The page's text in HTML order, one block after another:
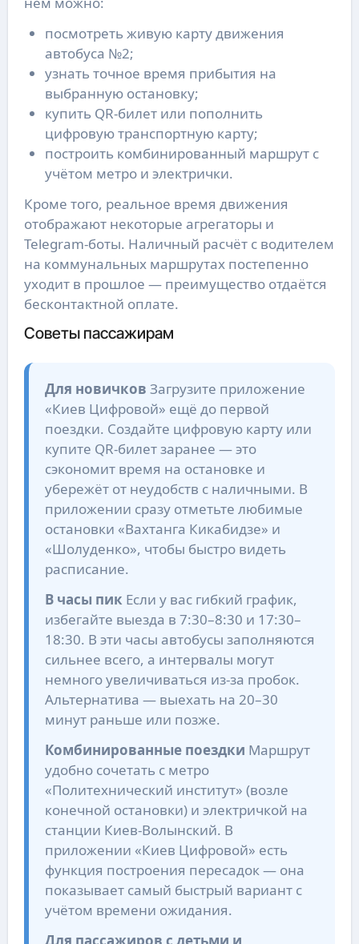
посмотреть живую карту движения
автобуса №2;
узнать точное время прибытия на
выбранную остановку;
купить QR-билет или пополнить
цифровую транспортную карту;
построить комбинированный маршрут с
учётом метро и электрички.
Кроме того, реальное время движения
отображают некоторые агрегаторы и
Telegram-боты. Наличный расчёт с водителем
на коммунальных маршрутах постепенно
уходит в прошлое — преимущество отдаётся
бесконтактной оплате.
Советы пассажирам
Для новичков Загрузите приложение
«Киев Цифровой» ещё до первой
поездки. Создайте цифровую карту или
купите QR-билет заранее — это
сэкономит время на остановке и
убережёт от неудобств с наличными. В
приложении сразу отметьте любимые
остановки «Вахтанга Кикабидзе» и
«Шолуденко», чтобы быстро видеть
расписание.
В часы пик Если у вас гибкий график,
избегайте выезда в 7:30–8:30 и 17:30–
18:30. В эти часы автобусы заполняются
сильнее всего, а интервалы могут
немного увеличиваться из-за пробок.
Альтернатива — выехать на 20–30
минут раньше или позже.
Комбинированные поездки Маршрут
удобно сочетать с метро
«Политехнический институт» (возле
конечной остановки) и электричкой на
станции Киев-Волынский. В
приложении «Киев Цифровой» есть
функция построения пересадок — она
показывает самый быстрый вариант с
учётом времени ожидания.
Для пассажиров с детьми и